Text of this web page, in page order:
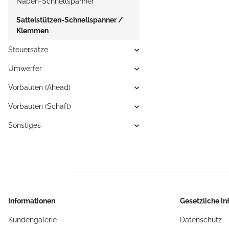
Sattelstützen-Schnellspanner /
Klemmen
Steuersätze
Umwerfer
Vorbauten (Ahead)
Vorbauten (Schaft)
Sonstiges
Informationen
Kundengalerie
Gesetzliche
Datenschutz